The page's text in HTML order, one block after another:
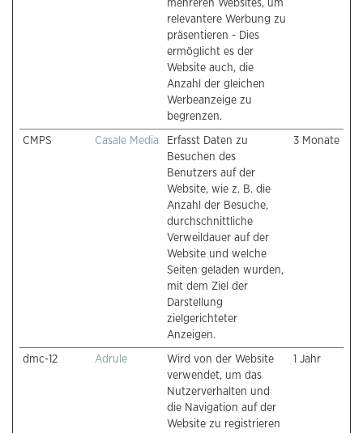
mehreren Websites, um
relevantere Werbung zu
präsentieren - Dies
ermöglicht es der
Website auch, die
Anzahl der gleichen
Werbeanzeige zu
begrenzen.
CMPS Casale Media
Erfasst Daten zu
Besuchen des
Benutzers auf der
Website, wie z. B. die
Anzahl der Besuche,
durchschnittliche
Verweildauer auf der
Website und welche
Seiten geladen wurden,
mit dem Ziel der
Darstellung
zielgerichteter
Anzeigen.
3 Monate
dmc-12 Adrule
Wird von der Website
verwendet, um das
Nutzerverhalten und
die Navigation auf der
Website zu registrieren
1 Jahr